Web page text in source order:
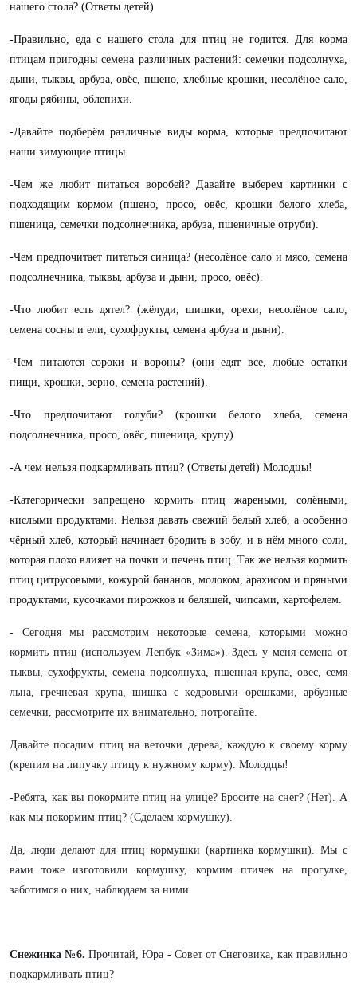
нашего стола? (Ответы детей)
-Правильно, еда с нашего стола для птиц не годится. Для корма
птицам пригодны семена различных растений: семечки подсолнуха,
дыни, тыквы, арбуза, овёс, пшено, хлебные крошки, несолёное сало,
ягоды рябины, облепихи.
-Давайте подберём различные виды корма, которые предпочитают
наши зимующие птицы.
-Чем же любит питаться воробей? Давайте выберем картинки с
подходящим кормом (пшено, просо, овёс, крошки белого хлеба,
пшеница, семечки подсолнечника, арбуза, пшеничные отруби).
-Чем предпочитает питаться синица? (несолёное сало и мясо, семена
подсолнечника, тыквы, арбуза и дыни, просо, овёс).
-Что любит есть дятел? (жёлуди, шишки, орехи, несолёное сало,
семена сосны и ели, сухофрукты, семена арбуза и дыни).
-Чем питаются сороки и вороны? (они едят все, любые остатки
пищи, крошки, зерно, семена растений).
-Что предпочитают голуби? (крошки белого хлеба, семена
подсолнечника, просо, овёс, пшеница, крупу).
-А чем нельзя подкармливать птиц? (Ответы детей) Молодцы!
-Категорически запрещено кормить птиц жареными, солёными,
кислыми продуктами. Нельзя давать свежий белый хлеб, а особенно
чёрный хлеб, который начинает бродить в зобу, и в нём много соли,
которая плохо влияет на почки и печень птиц. Так же нельзя кормить
птиц цитрусовыми, кожурой бананов, молоком, арахисом и пряными
продуктами, кусочками пирожков и беляшей, чипсами, картофелем.
- Сегодня мы рассмотрим некоторые семена, которыми можно
кормить птиц (используем Лепбук «Зима»). Здесь у меня семена от
тыквы, сухофрукты, семена подсолнуха, пшенная крупа, овес, семя
льна, гречневая крупа, шишка с кедровыми орешками, арбузные
семечки, рассмотрите их внимательно, потрогайте.
Давайте посадим птиц на веточки дерева, каждую к своему корму
(крепим на липучку птицу к нужному корму). Молодцы!
-Ребята, как вы покормите птиц на улице? Бросите на снег? (Нет). А
как мы покормим птиц? (Сделаем кормушку).
Да, люди делают для птиц кормушки (картинка кормушки). Мы с
вами тоже изготовили кормушку, кормим птичек на прогулке,
заботимся о них, наблюдаем за ними.
Снежинка №6. Прочитай, Юра - Совет от Снеговика, как правильно
подкармливать птиц?